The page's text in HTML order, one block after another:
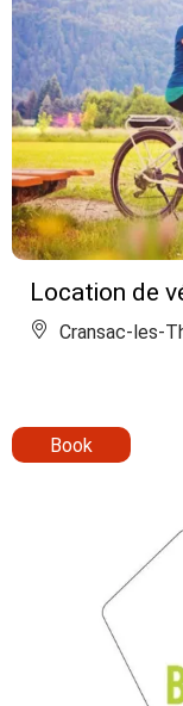
Location de
Cransac-les-
Book